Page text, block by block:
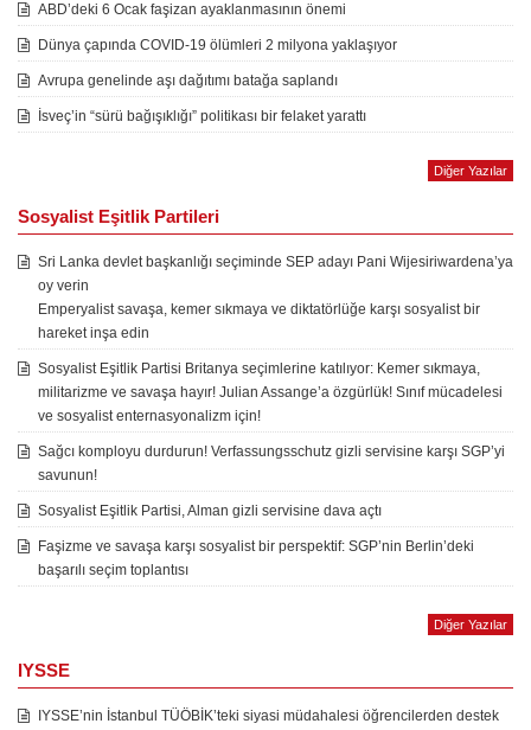
ABD’deki 6 Ocak faşizan ayaklanmasının önemi
Dünya çapında COVID-19 ölümleri 2 milyona yaklaşıyor
Avrupa genelinde aşı dağıtımı batağa saplandı
İsveç’in “sürü bağışıklığı” politikası bir felaket yarattı
Diğer Yazılar
Sosyalist Eşitlik Partileri
Sri Lanka devlet başkanlığı seçiminde SEP adayı Pani Wijesiriwardena’ya
oy verin
Emperyalist savaşa, kemer sıkmaya ve diktatörlüğe karşı sosyalist bir
hareket inşa edin
Sosyalist Eşitlik Partisi Britanya seçimlerine katılıyor: Kemer sıkmaya,
militarizme ve savaşa hayır! Julian Assange’a özgürlük! Sınıf mücadelesi
ve sosyalist enternasyonalizm için!
Sağcı komployu durdurun! Verfassungsschutz gizli servisine karşı SGP’yi
savunun!
Sosyalist Eşitlik Partisi, Alman gizli servisine dava açtı
Faşizme ve savaşa karşı sosyalist bir perspektif: SGP’nin Berlin’deki
başarılı seçim toplantısı
Diğer Yazılar
IYSSE
IYSSE’nin İstanbul TÜÖBİK’teki siyasi müdahalesi öğrencilerden destek